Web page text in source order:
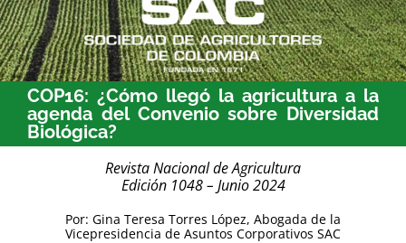
Eventos
COP16: ¿Cómo llegó la agricultura a la
agenda del Convenio sobre Diversidad
Biológica?
Revista Nacional de Agricultura
Edición 1048 – Junio 2024
Por: Gina Teresa Torres López, Abogada de la
Vicepresidencia de Asuntos Corporativos SAC